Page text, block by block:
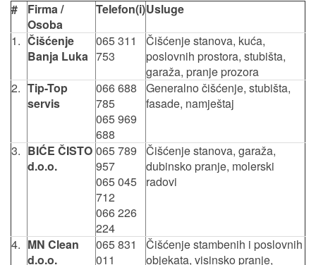
#
Firma /
Osoba
Telefon(i)Usluge
1. Čišćenje
Banja Luka
065 311
753
Čišćenje stanova, kuća,
poslovnih prostora, stubišta,
garaža, pranje prozora
2. Tip-Top
servis
066 688
785
065 969
688
Generalno čišćenje, stubišta,
fasade, namještaj
3. BIĆE ČISTO
d.o.o.
065 789
957
065 045
712
066 226
224
Čišćenje stanova, garaža,
dubinsko pranje, molerski
radovi
4. MN Clean
d.o.o.
065 831
011
Čišćenje stambenih i poslovnih
objekata, visinsko pranje,